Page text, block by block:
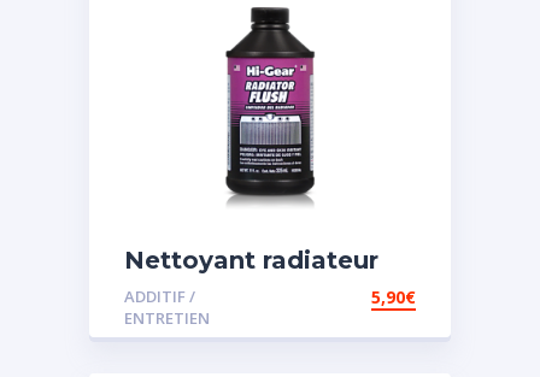
Nettoyant radiateur
ADDITIF /
ENTRETIEN
5,90€